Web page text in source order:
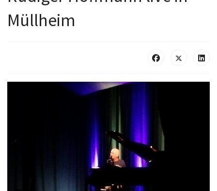
Müllheim